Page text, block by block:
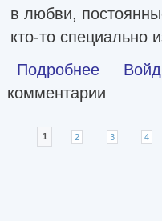
в любви,
кто-то специально
Подробнее о Нити
комментарии
Страницы
1 2 3 4